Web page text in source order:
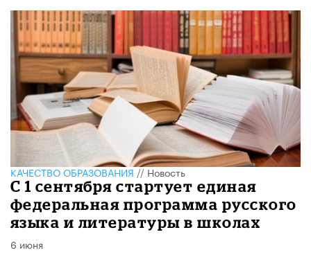
КАЧЕСТВО ОБРАЗОВАНИЯ//Новость
С 1 сентября стартует единая
федеральная программа русского
языка и литературы в школах
6 июня